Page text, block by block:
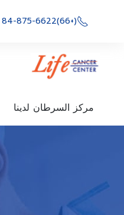
content
(+66)84-875-6622
مركز السرطان لدينا